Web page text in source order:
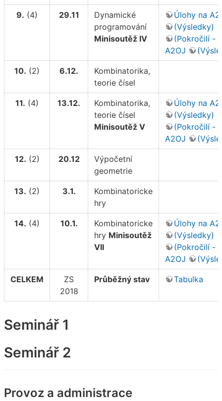
9. (4) 29.11
Dynamické
programování
Minisoutěž IV
Úlohy na
(Výsledky)
(Pokročilí -
A2OJ
10. (2) 6.12.
Kombinatorika,
teorie čísel
11. (4) 13.12.
Kombinatorika,
teorie čísel
Minisoutěž V
Úlohy na
(Výsledky)
(Pokročilí -
A2OJ
12. (2) 20.12
Výpočetní
geometrie
13. (2) 3.1.
Kombinatoricke
hry
14. (4) 10.1.
Kombinatoricke
hry Minisoutěž
VII
Úlohy na
(Výsledky)
(Pokročilí -
A2OJ
CELKEM
ZS
2018
Průběžný stav Tabulka
Seminář 1
Seminář 2
Provoz a administrace